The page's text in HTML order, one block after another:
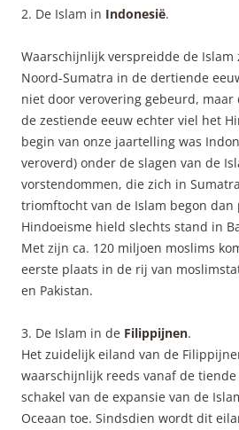
2. De Islam in Indonesië.
Waarschijnlijk verspreidde de
Noord-Sumatra in de dertiende
niet door verovering gebeurd, maar
de zestiende eeuw echter viel het
begin van onze jaartelling was
veroverd) onder de slagen van de
vorstendommen, die zich in
triomftocht van de Islam begon dan
Hindoeisme hield slechts stand in
Met zijn ca. 120 miljoen moslims
eerste plaats in de rij van
en Pakistan.
3. De Islam in de Filippijnen.
Het zuidelijk eiland van de
waarschijnlijk reeds vanaf de tiende
schakel van de expansie van de
Oceaan toe. Sindsdien wordt dit